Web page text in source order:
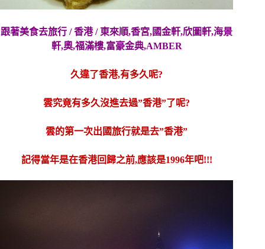
跟著美食去旅行 / 香港 / 東來順,香宮,國金軒,欣圖軒,海景
軒,奧,福滿樓,富豪金典,AMBER
久違了香港,有多久呢?
雲究竟有多久沒進去過”香港”了呢?
雲的第一次出國旅行就是去”香港”
記得當年是在香港回歸之前,應該是1996年吧!!!